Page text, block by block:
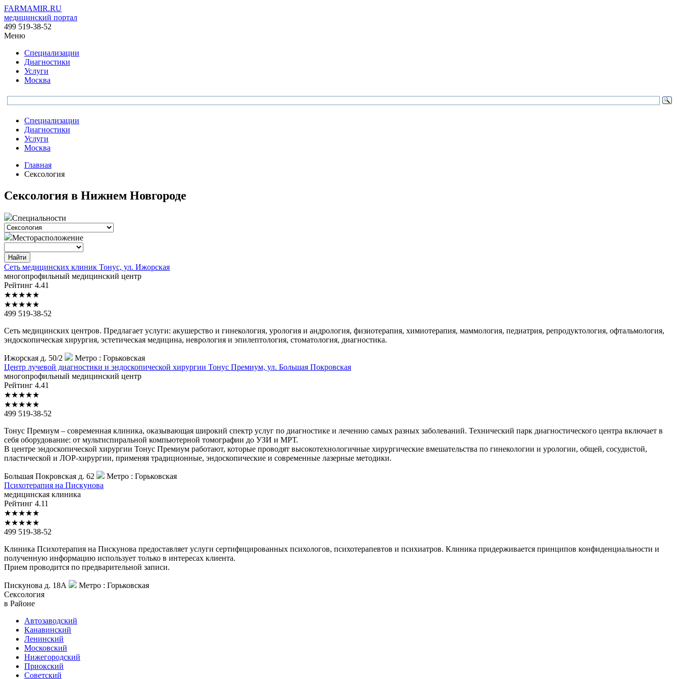
FARMAMIR.RU
медицинский портал
499 519-38-52
Меню
Специализации
Диагностики
Услуги
Москва
Специализации
Диагностики
Услуги
Москва
Главная
Сексология
Сексология в Нижнем Новгороде
Специальности
Месторасположение
Найти
Сеть медицинских клиник Тонус, ул. Ижорская
многопрофильный медицинский центр
Рейтинг 4.41
★★★★★
★★★★★
499 519-38-52
Сеть медицинских центров. Предлагает услуги: акушерство и гинекология, урология и андрология, физиотерапия, химиотерапия, маммология, педиатрия, репродуктология, офтальмология,
эндоскопическая хирургия, эстетическая медицина, неврология и эпилептология, стоматология, диагностика.
Ижорская д. 50/2 Метро : Горьковская
Центр лучевой диагностики и эндоскопической хирургии Тонус Премиум, ул. Большая Покровская
многопрофильный медицинский центр
Рейтинг 4.41
★★★★★
★★★★★
499 519-38-52
Тонус Премиум – современная клиника, оказывающая широкий спектр услуг по диагностике и лечению самых разных заболеваний. Технический парк диагностического центра включает в
себя оборудование: от мультиспиральной компьютерной томографии до УЗИ и МРТ.
В центре эндоскопической хирургии Тонус Премиум работают, которые проводят высокотехнологичные хирургические вмешательства по гинекологии и урологии, общей, сосудистой,
пластической и ЛОР-хирургии, применяя традиционные, эндоскопические и современные лазерные методики.
Большая Покровская д. 62 Метро : Горьковская
Психотерапия на Пискунова
медицинская клиника
Рейтинг 4.11
★★★★★
★★★★★
499 519-38-52
Клиника Психотерапия на Пискунова предоставляет услуги сертифицированных психологов, психотерапевтов и психиатров. Клиника придерживается принципов конфиденциальности и
полученную информацию использует только в интересах клиента.
Прием проводится по предварительной записи.
Пискунова д. 18А Метро : Горьковская
Сексология
в Районе
Автозаводский
Канавинский
Ленинский
Московский
Нижегородский
Приокский
Советский